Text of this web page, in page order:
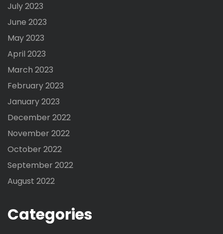
July 2023
June 2023
May 2023
April 2023
March 2023
February 2023
January 2023
December 2022
November 2022
October 2022
September 2022
August 2022
Categories